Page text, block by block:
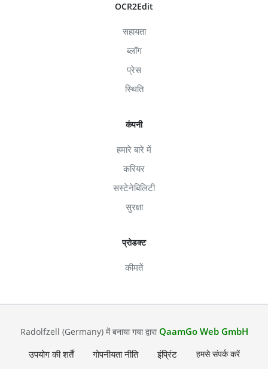
OCR2Edit
सहायता
ब्लॉग
प्रेस
स्थिति
कंपनी
हमारे बारे में
करियर
सस्टेनेबिलिटी
सुरक्षा
प्रोडक्ट
कीमतें
Radolfzell (Germany) में बनाया गया द्वारा QaamGo Web GmbH
उपयोग की शर्तें
गोपनीयता नीति इंप्रिंट हमसे संपर्क करें